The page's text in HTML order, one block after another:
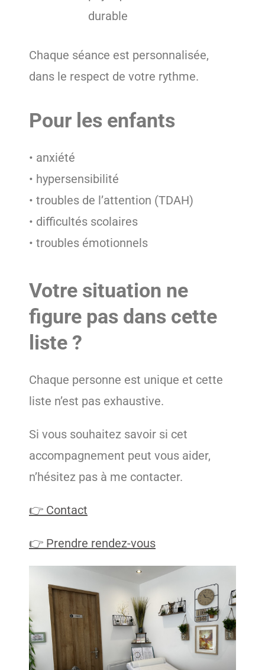
durable
Chaque séance est personnalisée,
dans le respect de votre rythme.
Pour les enfants
• anxiété
• hypersensibilité
• troubles de l’attention (TDAH)
• difficultés scolaires
• troubles émotionnels
Votre situation ne
figure pas dans cette
liste ?
Chaque personne est unique et cette
liste n’est pas exhaustive.
Si vous souhaitez savoir si cet
accompagnement peut vous aider,
n’hésitez pas à me contacter.
👉 Contact
👉 Prendre rendez-vous